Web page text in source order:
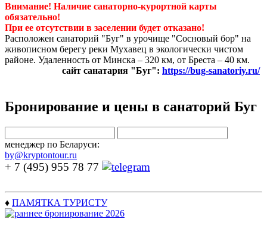
Внимание! Наличие санаторно-курортной карты
обязательно!
При ее отсутствии в заселении будет отказано!
Расположен санаторий "Буг" в урочище "Сосновый бор" на
живописном берегу реки Мухавец в экологически чистом
районе. Удаленность от Минска – 320 км, от Бреста – 40 км.
сайт санатария "Буг": https://bug-sanatoriy.ru/
Бронирование и цены в санаторий Буг
менеджер по Беларуси:
by@kryptontour.ru
+ 7 (495) 955 78 77
♦ ПАМЯТКА ТУРИСТУ